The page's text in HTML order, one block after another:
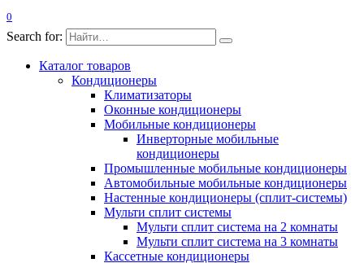
0
Search for:
Каталог товаров
Кондиционеры
Климатизаторы
Оконные кондиционеры
Мобильные кондиционеры
Инверторные мобильные
кондиционеры
Промышленные мобильные кондиционеры
Автомобильные мобильные кондиционеры
Настенные кондиционеры (сплит-системы)
Мульти сплит системы
Мульти сплит система на 2 комнаты
Мульти сплит система на 3 комнаты
Кассетные кондиционеры